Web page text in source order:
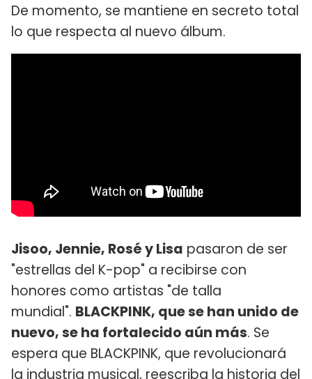
De momento, se mantiene en secreto total
lo que respecta al nuevo álbum.
Jisoo, Jennie, Rosé y Lisa pasaron de ser
"estrellas del K-pop" a recibirse con
honores como artistas "de talla
mundial". BLACKPINK, que se han unido de
nuevo, se ha fortalecido aún más. Se
espera que BLACKPINK, que revolucionará
la industria musical, reescriba la historia del